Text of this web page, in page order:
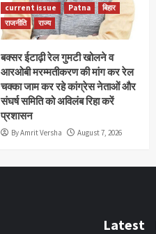
current issue Patna
बिहार
राजनीति
राज्य
बक्सर ईटाढ़ी रेल गुमटी खोलने व
आरओबी मरम्मतीकरण की मांग कर रेल
चक्का जाम कर रहे कांग्रेस नेताओं और
संघर्ष समिति को अविलंब रिहा करें
प्रशासन
By Amrit Versha August 7, 2026
Latest